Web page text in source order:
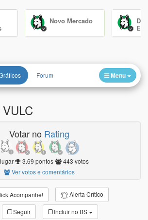
Novo Mercado
Forum Menu
VULC
Votar no Rating
3.69 pontos
443 votos
Ver votos e comentários
Acompanhe! Alerta Crítico
Seguir Incluir no BS